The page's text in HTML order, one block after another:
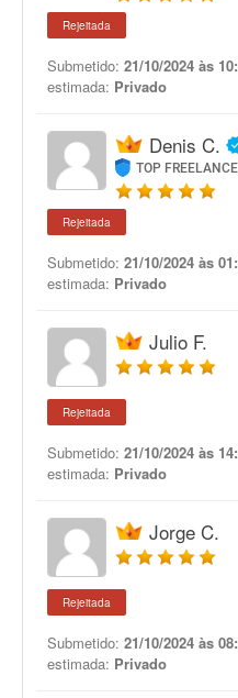
Rejeitada
Submetido: 21/10/2024 às
estimada: Privado
Denis C.
TOP
Rejeitada
Submetido: 21/10/2024 às
estimada: Privado
Julio F.
Rejeitada
Submetido: 21/10/2024 às
estimada: Privado
Jorge C.
Rejeitada
Submetido: 21/10/2024 às
estimada: Privado